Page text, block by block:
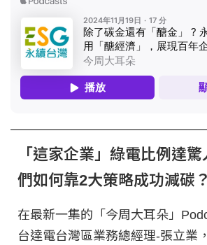
新引領永續未來！ - 到「永豐餘百年慶」了解更
多：https://100th.yfy.com/ - 主持人 | 今周刊副社
長 - 楊紹華 與談人 |永豐餘投資控股股份有限公司
董事長 - 葉惠青 -- Hosting
「這家企業」綠電比例達
們如何靠2大策略成功減碳
｜永續實踐家 EP23
在最新一集的「今周大耳朵」
台達電台灣區業務總經理-張立業， 來探討他們如